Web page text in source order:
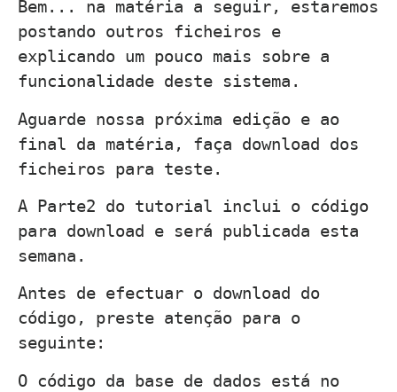
Bem... na matéria a seguir, estaremos
postando outros ficheiros e
explicando um pouco mais sobre a
funcionalidade deste sistema.
Aguarde nossa próxima edição e ao
final da matéria, faça download dos
ficheiros para teste.
A Parte2 do tutorial inclui o código
para download e será publicada esta
semana.
Antes de efectuar o download do
código, preste atenção para o
seguinte:
O código da base de dados está no